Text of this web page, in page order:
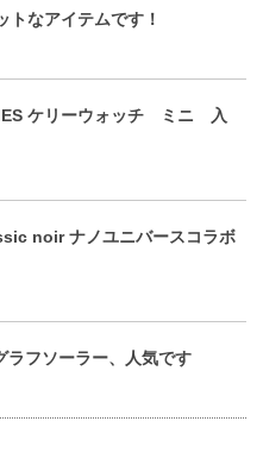
トなアイテムです！
ケリーウォッチ ミニ 入
noir ナノユニバースコラボ
ラフソーラー、人気です